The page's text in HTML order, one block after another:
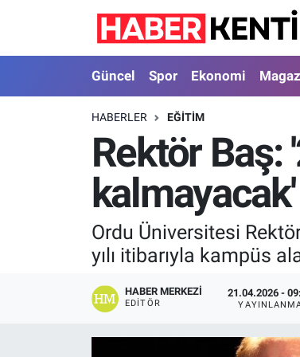
Güncel Spor Ekonomi
HABERLER EĞITIM
Rektör
kalmayacak'
Ordu Üniversitesi
yılı itibarıyla kampüs
HABER MERKEZI
EDITÖR
21.04.2026 -
Güncel
Spor
Ekonomi
Nöbetçi Eczaneler
Hava Durumu
İstanbul Namaz Vakitleri
Trafik Durumu
Süper Lig Puan Durumu ve Fikstür
Tüm Manşetler
Son Dakika Haberleri